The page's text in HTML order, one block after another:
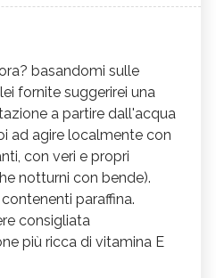
basandomi sulle
fornite suggerirei una
a partire dall'acqua
ad agire localmente con
con veri e propri
notturni con bende).
paraffina.
consigliata
più ricca di vitamina E